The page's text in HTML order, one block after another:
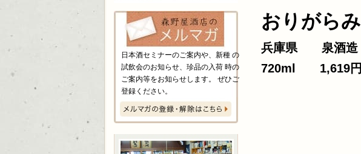
日本酒セミナーのご案内や、新種 の
試飲会のお知らせ、珍品の入荷 時の
ご案内等をお知らせします。 ぜひご
登録ください。
おりがらみ
兵庫県 泉酒造
720ml 1,619円